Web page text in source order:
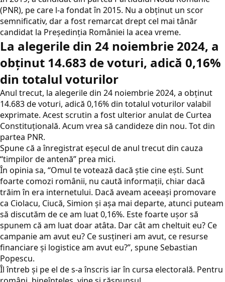
(PNR), pe care l-a fondat în 2015. Nu a obținut un scor
semnificativ, dar a fost remarcat drept cel mai tânăr
candidat la Președinția României la acea vreme.
La alegerile din 24 noiembrie 2024, a
obținut 14.683 de voturi, adică 0,16%
din totalul voturilor
Anul trecut, la alegerile din 24 noiembrie 2024, a obținut
14.683 de voturi, adică 0,16% din totalul voturilor valabil
exprimate. Acest scrutin a fost ulterior anulat de Curtea
Constituțională. Acum vrea să candideze din nou. Tot din
partea PNR.
Spune că a înregistrat eşecul de anul trecut din cauza
“timpilor de antenă” prea mici.
În opinia sa, “Omul te votează dacă știe cine ești. Sunt
foarte comozi românii, nu caută informații, chiar dacă
trăim în era internetului. Dacă aveam aceeași promovare
ca Ciolacu, Ciucă, Simion și așa mai departe, atunci puteam
să discutăm de ce am luat 0,16%. Este foarte ușor să
spunem că am luat doar atâta. Dar cât am cheltuit eu? Ce
campanie am avut eu? Ce susțineri am avut, ce resurse
financiare și logistice am avut eu?”, spune Sebastian
Popescu.
Îl întreb şi pe el de s-a înscris iar în cursa electorală. Pentru